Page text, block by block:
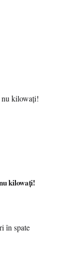
kilowați!